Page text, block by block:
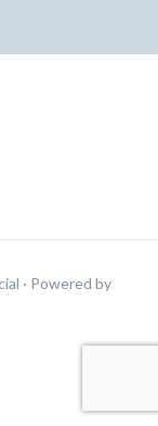
· Powered by